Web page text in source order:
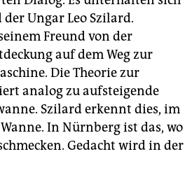
Ungar Leo Szilard.
Freund von der
auf dem Weg zur
Die Theorie zur
analog zu aufsteigende
Szilard erkennt dies, im
In Nürnberg ist das, wo
Gedacht wird in der